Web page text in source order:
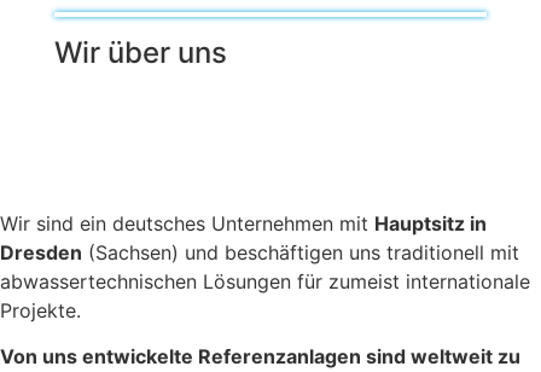
Wir über uns
Wir sind ein deutsches Unternehmen mit Hauptsitz in
Dresden (Sachsen) und beschäftigen uns traditionell mit
abwassertechnischen Lösungen für zumeist internationale
Projekte.
Von uns entwickelte Referenzanlagen sind weltweit zu